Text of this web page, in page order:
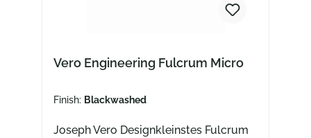
Vero Engineering Fulcrum Micro
Finish: Blackwashed
Joseph Vero Designkleinstes Fulcrum